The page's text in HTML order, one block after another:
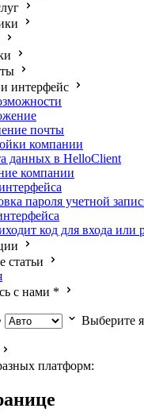
интерфейс
почты
компании
данных в HelloClient
компании
пароля учетной
код для входа или
статьи
с нами *
Выберите
платформ: